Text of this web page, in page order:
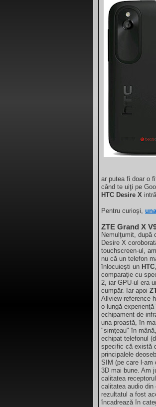
ar putea fi doar o
când te uiţi pe
HTC Desire X
Pentru curioşi,
ZTE Grand X
Nemulţumit, după
Desire X
touchscreen-ul,
nu că un telefon
înlocuieşti un HTC
comparaţie cu
2, iar GPU-ul era
cumpăr. Iar apoi
Allview reference
o lungă
echipament de
una proastă, în
"simţeau" în
echipat telefonul
specific că există
principalele
SIM (pe care l-am
3D mai bune. Am
calitatea
calitatea audio
rezultatul a fost
încadrează în